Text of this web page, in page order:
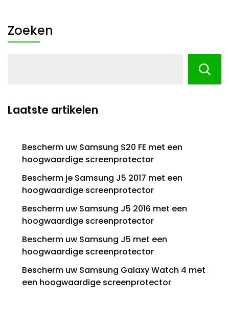
Zoeken
Laatste artikelen
Bescherm uw Samsung S20 FE met een
hoogwaardige screenprotector
Bescherm je Samsung J5 2017 met een
hoogwaardige screenprotector
Bescherm uw Samsung J5 2016 met een
hoogwaardige screenprotector
Bescherm uw Samsung J5 met een
hoogwaardige screenprotector
Bescherm uw Samsung Galaxy Watch 4 met
een hoogwaardige screenprotector